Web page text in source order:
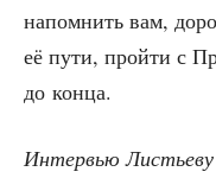
напом­нить вам,
её пути, прой­ти с
до конца.
Интер­вью